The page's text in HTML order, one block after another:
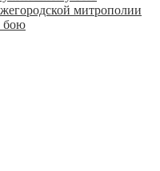
митрополии
бою